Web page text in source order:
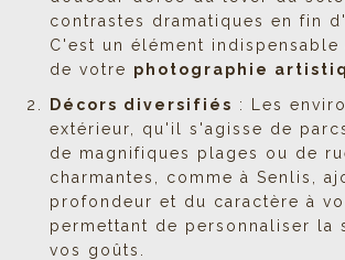
contrastes dramatiques en fin
C'est un élément indispensable
de votre photographie
Décors diversifiés : Les
extérieur, qu'il s'agisse de
de magnifiques plages ou de
charmantes, comme à Senlis,
profondeur et du caractère à
permettant de personnaliser la
vos goûts.